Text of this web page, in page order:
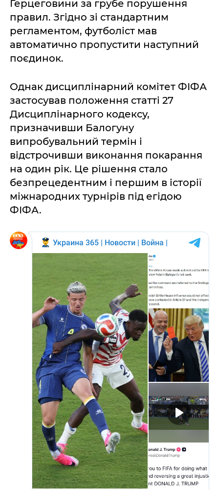
Герцеговини за грубе порушення
правил. Згідно зі стандартним
регламентом, футболіст мав
автоматично пропустити наступний
поєдинок.
Однак дисциплінарний комітет ФІФА
застосував положення статті 27
Дисциплінарного кодексу,
призначивши Балогуну
випробувальний термін і
відстрочивши виконання покарання
на один рік. Це рішення стало
безпрецедентним і першим в історії
міжнародних турнірів під егідою
ФІФА.